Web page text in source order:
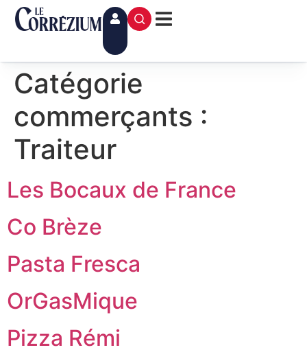
principal
Catégorie
commerçants :
Traiteur
Les Bocaux de France
Co Brèze
Pasta Fresca
OrGasMique
Pizza Rémi